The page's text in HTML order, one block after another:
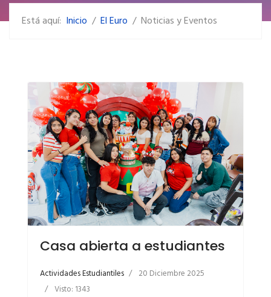
Está aquí: Inicio El Euro Noticias y Eventos
Casa abierta a estudiantes
Actividades Estudiantiles
20 Diciembre 2025
Visto: 1343